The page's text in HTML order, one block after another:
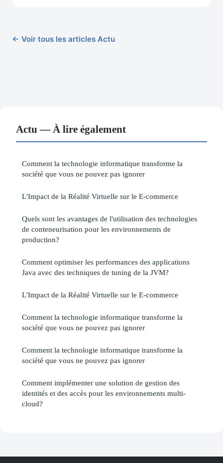
← Voir tous les articles Actu
Actu — À lire également
Comment la technologie informatique transforme la
société que vous ne pouvez pas ignorer
L'Impact de la Réalité Virtuelle sur le E-commerce
Quels sont les avantages de l'utilisation des technologies
de conteneurisation pour les environnements de
production?
Comment optimiser les performances des applications
Java avec des techniques de tuning de la JVM?
L'Impact de la Réalité Virtuelle sur le E-commerce
Comment la technologie informatique transforme la
société que vous ne pouvez pas ignorer
Comment la technologie informatique transforme la
société que vous ne pouvez pas ignorer
Comment implémenter une solution de gestion des
identités et des accès pour les environnements multi-
cloud?